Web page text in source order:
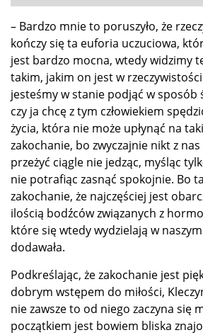
– Bardzo mnie to poruszyło, że
kończy się ta euforia uczuciowa,
jest bardzo mocna, wtedy widzimy
takim, jakim on jest w
jesteśmy w stanie podjąć w sposób
czy ja chcę z tym człowiekiem
życia, która nie może upłynąć na
zakochanie, bo zwyczajnie nikt z
przeżyć ciągle nie jedząc, myśląc
nie potrafiąc zasnąć spokojnie. Bo
zakochanie, że najczęściej jest
ilością bodźców związanych z
które się wtedy wydzielają w
dodawała.
Podkreślając, że zakochanie jest
dobrym wstępem do miłości,
nie zawsze to od niego zaczyna się
początkiem jest bowiem bliska